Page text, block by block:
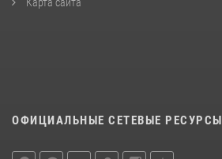
ОФИЦИАЛЬНЫЕ СЕТЕВЫЕ РЕСУРСЫ